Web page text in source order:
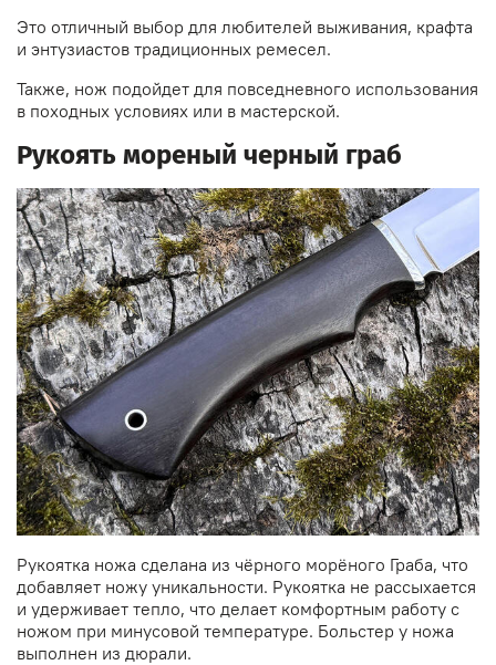
Это отличный выбор для любителей выживания, крафта
и энтузиастов традиционных ремесел.
Также, нож подойдет для повседневного использования
в походных условиях или в мастерской.
Рукоять мореный черный граб
Рукоятка ножа сделана из чёрного морёного Граба, что
добавляет ножу уникальности. Рукоятка не рассыхается
и удерживает тепло, что делает комфортным работу с
ножом при минусовой температуре. Больстер у ножа
выполнен из дюрали.